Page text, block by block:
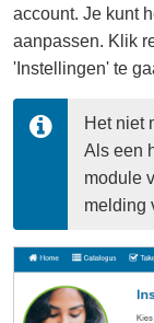
account. Je kunt
aanpassen. Klik
'Instellingen' te
Het niet
Als een
module
melding